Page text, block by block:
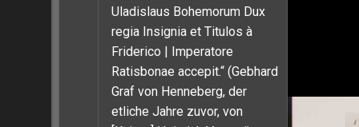
Uladislaus Bohemorum Dux
regia Insignia et Titulos à
Friderico | Imperatore
Ratisbonae accepit.“ (Gebhard
Graf von Henneberg, der
etliche Jahre zuvor, von